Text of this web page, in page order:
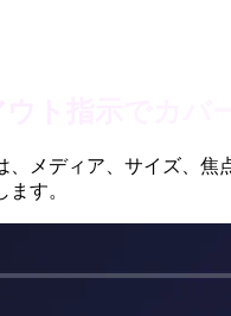
ト指示でカバ
、メディア、サイズ、
す。